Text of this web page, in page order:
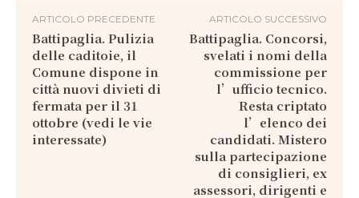
ARTICOLO PRECEDENTE
Battipaglia. Pulizia
delle caditoie, il
Comune dispone in
città nuovi divieti di
fermata per il 31
ottobre (vedi le vie
interessate)
ARTICOLO SUCCESSIVO
Battipaglia. Concorsi,
svelati i nomi della
commissione per
l’ufficio tecnico.
Resta criptato
l’elenco dei
candidati. Mistero
sulla partecipazione
di consiglieri, ex
assessori, dirigenti e